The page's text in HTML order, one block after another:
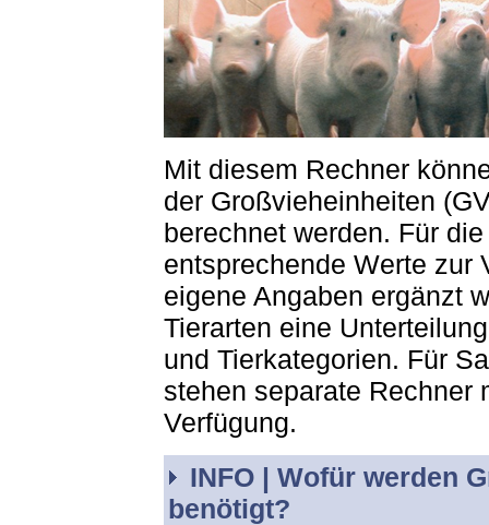
Mit diesem Rechner
der Großvieheinheiten
berechnet werden. Für
entsprechende Werte zur
eigene Angaben ergänzt
Tierarten eine
und Tierkategorien. Für
stehen separate Rechner
Verfügung.
INFO | Wofür werden
benötigt?